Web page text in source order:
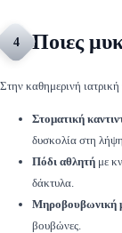
4 Ποιες
Στην καθημερινή
Στοματική
δυσκολία στη
Πόδι αθλητήμε
δάκτυλα.
Μηροβουβωνική
βουβώνες.